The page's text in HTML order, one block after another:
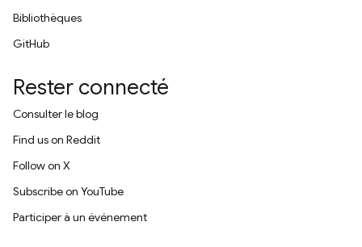
Bibliothèques
GitHub
Rester connecté
Consulter le blog
Find us on Reddit
Follow on X
Subscribe on YouTube
Participer à un événement